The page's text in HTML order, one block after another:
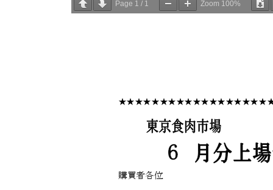
Page 1 / 1 Zoom 100%